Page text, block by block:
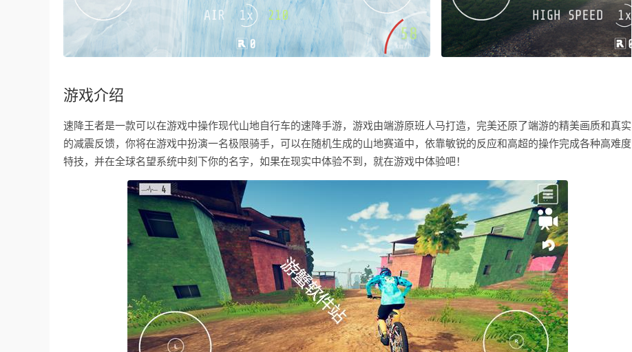
游戏介绍
速降王者是一款可以在游戏中操作现代山地自行车的速降手游，游戏由端游原班人马打造，完美还原了端游的精美画质和真实
的减震反馈，你将在游戏中扮演一名极限骑手，可以在随机生成的山地赛道中，依靠敏锐的反应和高超的操作完成各种高难度
特技，并在全球名望系统中刻下你的名字，如果在现实中体验不到，就在游戏中体验吧！